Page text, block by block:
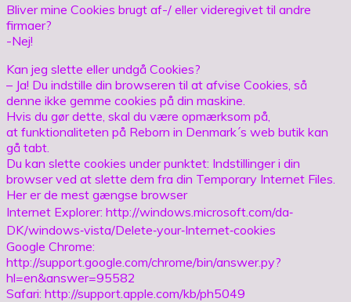
Bliver mine Cookies brugt af-/ eller videregivet til andre
firmaer?
-Nej!
Kan jeg slette eller undgå Cookies?
– Ja! Du indstille din browseren til at afvise Cookies, så
denne ikke gemme cookies på din maskine.
Hvis du gør dette, skal du være opmærksom på,
at funktionaliteten på Reborn in Denmark´s web butik kan
gå tabt.
Du kan slette cookies under punktet: Indstillinger i din
browser ved at slette dem fra din Temporary Internet Files.
Her er de mest gængse browser
Internet Explorer: http://windows.microsoft.com/da‐
DK/windows‐vista/Delete‐your‐Internet‐cookies
Google Chrome:
http://support.google.com/chrome/bin/answer.py?
hl=en&answer=95582
Safari: http://support.apple.com/kb/ph5049